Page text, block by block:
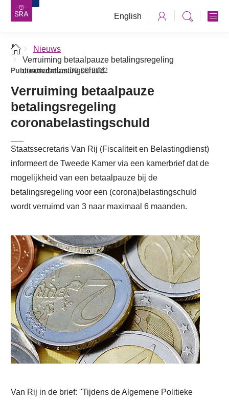
English
Nieuws
Verruiming betaalpauze betalingsregeling
coronabelastingschuld
Publicatiedatum:30-09-2022
Verruiming betaalpauze
betalingsregeling
coronabelastingschuld
Staatssecretaris Van Rij (Fiscaliteit en Belastingdienst)
informeert de Tweede Kamer via een kamerbrief dat de
mogelijkheid van een betaalpauze bij de
betalingsregeling voor een (corona)belastingschuld
wordt verruimd van 3 naar maximaal 6 maanden.
Van Rij in de brief: ''Tijdens de Algemene Politieke